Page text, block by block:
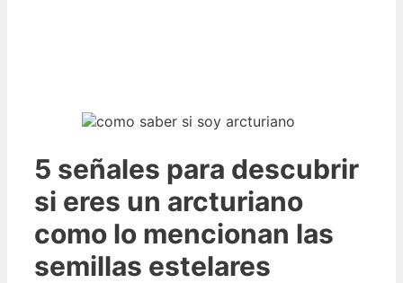
5 señales para descubrir
si eres un arcturiano
como lo mencionan las
semillas estelares